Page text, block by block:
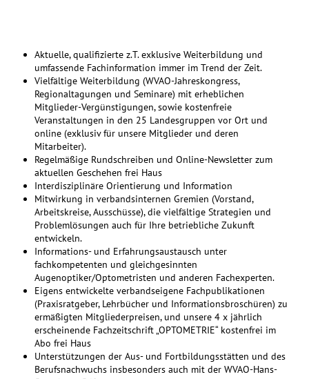
Aktuelle, qualifizierte z.T. exklusive Weiterbildung und
umfassende Fachinformation immer im Trend der Zeit.
Vielfältige Weiterbildung (WVAO-Jahreskongress,
Regionaltagungen und Seminare) mit erheblichen
Mitglieder-Vergünstigungen, sowie kostenfreie
Veranstaltungen in den 25 Landesgruppen vor Ort und
online (exklusiv für unsere Mitglieder und deren
Mitarbeiter).
Regelmäßige Rundschreiben und Online-Newsletter zum
aktuellen Geschehen frei Haus
Interdisziplinäre Orientierung und Information
Mitwirkung in verbandsinternen Gremien (Vorstand,
Arbeitskreise, Ausschüsse), die vielfältige Strategien und
Problemlösungen auch für Ihre betriebliche Zukunft
entwickeln.
Informations- und Erfahrungsaustausch unter
fachkompetenten und gleichgesinnten
Augenoptiker/Optometristen und anderen Fachexperten.
Eigens entwickelte verbandseigene Fachpublikationen
(Praxisratgeber, Lehrbücher und Informationsbroschüren) zu
ermäßigten Mitgliederpreisen, und unsere 4 x jährlich
erscheinende Fachzeitschrift „OPTOMETRIE“ kostenfrei im
Abo frei Haus
Unterstützungen der Aus- und Fortbildungsstätten und des
Berufsnachwuchs insbesonders auch mit der WVAO-Hans-